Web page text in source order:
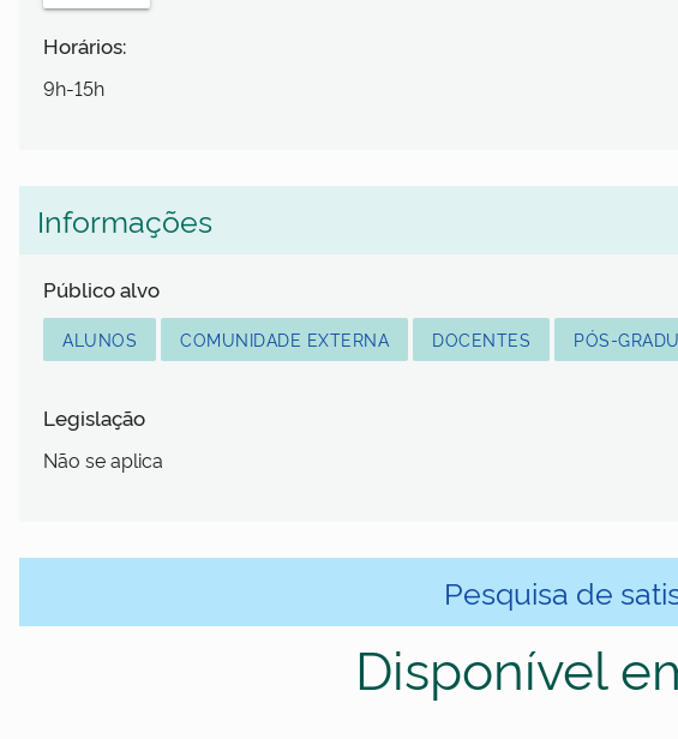
Horários:
9h-15h
Informações
Público alvo
ALUNOS COMUNIDADE EXTERNA DOCENTES PÓS-
Legislação
Não se aplica
Pesquisa de
Disponível